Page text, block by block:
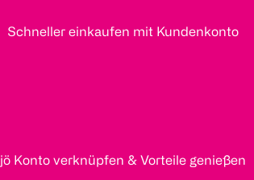
Schneller einkaufen mit Kundenkonto
jö Konto verknüpfen & Vorteile genießen